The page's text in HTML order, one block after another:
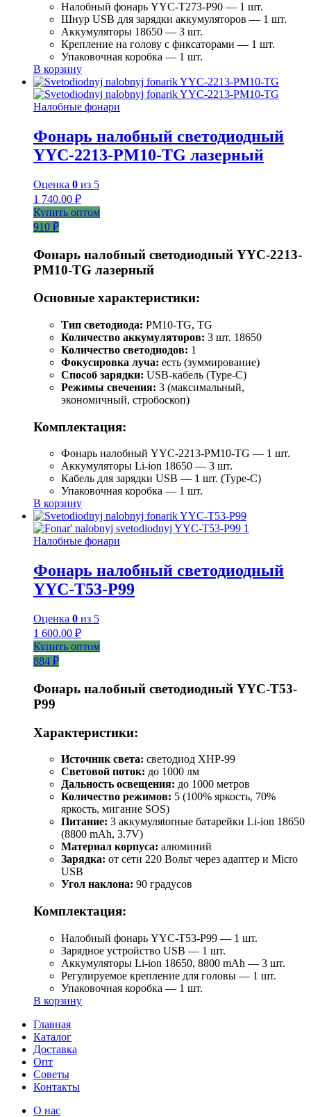
Налобный фонарь YYC-T273-P90 — 1 шт.
Шнур USB для зарядки аккумуляторов — 1 шт.
Аккумуляторы 18650 — 3 шт.
Крепление на голову с фиксаторами — 1 шт.
Упаковочная коробка — 1 шт.
В корзину
Налобные фонари
Фонарь налобный светодиодный
YYC-2213-PM10-TG лазерный
Оценка 0 из 5
1 740.00 ₽
Купить оптом
910 ₽
Фонарь налобный светодиодный YYC-2213-
PM10-TG лазерный
Основные характеристики:
Тип светодиода: PM10-TG, TG
Количество аккумуляторов: 3 шт. 18650
Количество светодиодов: 1
Фокусировка луча: есть (зуммирование)
Способ зарядки: USB-кабель (Type-C)
Режимы свечения: 3 (максимальный,
экономичный, стробоскоп)
Комплектация:
Фонарь налобный YYC-2213-PM10-TG — 1 шт.
Аккумуляторы Li-ion 18650 — 3 шт.
Кабель для зарядки USB — 1 шт. (Type-C)
Упаковочная коробка — 1 шт.
В корзину
Налобные фонари
Фонарь налобный светодиодный
YYC-T53-P99
Оценка 0 из 5
1 600.00 ₽
Купить оптом
884 ₽
Фонарь налобный светодиодный YYC-T53-
P99
Характеристики:
Источник света: светодиод XHP-99
Световой поток: до 1000 лм
Дальность освещения: до 1000 метров
Количество режимов: 5 (100% яркость, 70%
яркость, мигание SOS)
Питание: 3 аккумуляtorные батарейки Li-ion 18650
(8800 mAh, 3.7V)
Материал корпуса: алюминий
Зарядка: от сети 220 Вольт через адаптер и Micro
USB
Угол наклона: 90 градусов
Комплектация:
Налобный фонарь YYC-T53-P99 — 1 шт.
Зарядное устройство USB — 1 шт.
Аккумуляторы Li-ion 18650, 8800 mAh — 3 шт.
Регулируемое крепление для головы — 1 шт.
Упаковочная коробка — 1 шт.
В корзину
Главная
Каталог
Доставка
Опт
Советы
Контакты
О нас